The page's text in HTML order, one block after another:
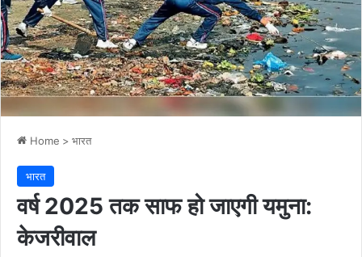
Home > भारत
भारत
वर्ष 2025 तक साफ हो जाएगी यमुना:
केजरीवाल